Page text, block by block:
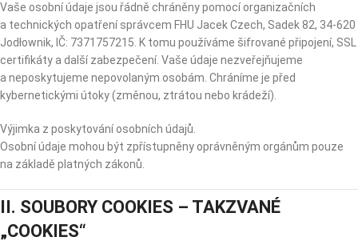
Vaše osobní údaje jsou řádně chráněny pomocí organizačních
a technických opatření správcem FHU Jacek Czech, Sadek 82, 34-620
Jodłownik, IČ: 7371757215. K tomu používáme šifrované připojení, SSL
certifikáty a další zabezpečení. Vaše údaje nezveřejňujeme
a neposkytujeme nepovolaným osobám. Chráníme je před
kybernetickými útoky (změnou, ztrátou nebo krádeží).
Výjimka z poskytování osobních údajů.
Osobní údaje mohou být zpřístupněny oprávněným orgánům pouze
na základě platných zákonů.
II. SOUBORY COOKIES – TAKZVANÉ
„COOKIES“